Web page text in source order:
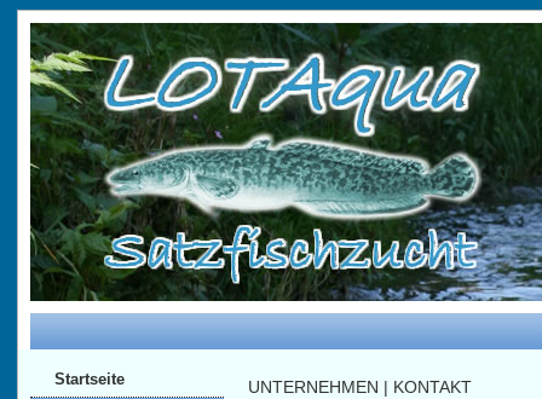
Startseite
UNTERNEHMEN | KONTAKT